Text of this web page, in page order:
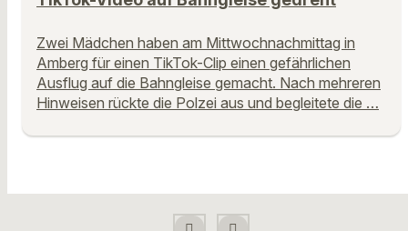
Zwei Mädchen haben am Mittwochnachmittag in
Amberg für einen TikTok-Clip einen gefährlichen
Ausflug auf die Bahngleise gemacht. Nach mehreren
Hinweisen rückte die Polzei aus und begleitete die …